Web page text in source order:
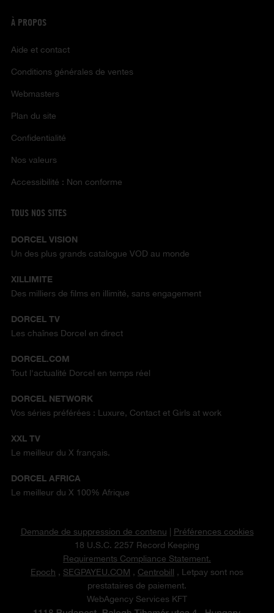
À PROPOS
Aide et contact
Conditions générales de ventes
Webmasters
Plan du site
Confidentialité
Nos valeurs
Accessibilité : Non conforme
TOUS NOS SITES
DORCEL VISION
Un des plus grands catalogue VOD au monde
XILLIMITE
Des milliers de films en illimité, sans engagement
DORCEL TV
Les chaînes Dorcel en direct
DORCEL.COM
Tout l'actualité Dorcel en temps réel
DORCEL NETWORK
Vos séries préférées : Luxure, Contact et Girls at work
XXL TV
Le meilleur du X français.
DORCEL AFRICA
Le meilleur du X 100% Afrique
Demande de suppression de contenu
Préférences cookies
18 U.S.C. 2257 Record Keeping
Requirements Compliance Statement.
Epoch , SEGPAYEU.COM , Centrobill , Letpay sont nos
prestataires de paiement.
WebAgency Services KFT